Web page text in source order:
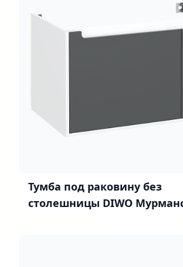
Тумба под раковину без
столешницы DIWO